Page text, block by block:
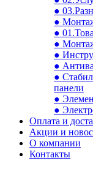
●
●
●
●
●
●
●
панели
●
●
Оплата и
Акции и
О компании
Контакты